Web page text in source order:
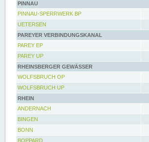
PINNAU
PINNAU-SPERRWERK BP
UETERSEN
PAREYER VERBINDUNGSKANAL
PAREY EP
PAREY UP
RHEINSBERGER GEWÄSSER
WOLFSBRUCH OP
WOLFSBRUCH UP
RHEIN
ANDERNACH
BINGEN
BONN
BOPPARD